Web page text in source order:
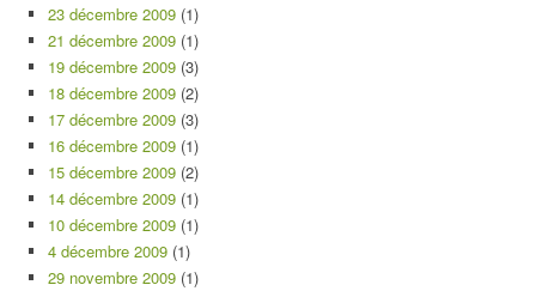
23 décembre 2009 (1)
21 décembre 2009 (1)
19 décembre 2009 (3)
18 décembre 2009 (2)
17 décembre 2009 (3)
16 décembre 2009 (1)
15 décembre 2009 (2)
14 décembre 2009 (1)
10 décembre 2009 (1)
4 décembre 2009 (1)
29 novembre 2009 (1)